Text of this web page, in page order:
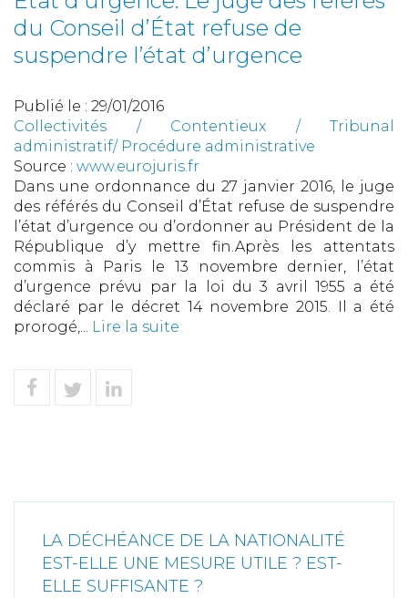
du Conseil d’État refuse de
suspendre l’état d’urgence
Publié le : 29/01/2016
Collectivités / Contentieux / Tribunal
administratif/ Procédure administrative
Source : www.eurojuris.fr
Dans une ordonnance du 27 janvier 2016, le juge
des référés du Conseil d’État refuse de suspendre
l’état d’urgence ou d’ordonner au Président de la
République d’y mettre fin.Après les attentats
commis à Paris le 13 novembre dernier, l’état
d’urgence prévu par la loi du 3 avril 1955 a été
déclaré par le décret 14 novembre 2015. Il a été
prorogé,... Lire la suite
LA DÉCHÉANCE DE LA NATIONALITÉ
EST-ELLE UNE MESURE UTILE ? EST-
ELLE SUFFISANTE ?